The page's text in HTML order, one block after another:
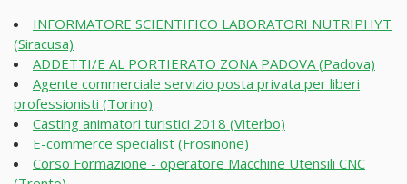
INFORMATORE SCIENTIFICO LABORATORI NUTRIPHYT
(Siracusa)
ADDETTI/E AL PORTIERATO ZONA PADOVA (Padova)
Agente commerciale servizio posta privata per liberi
professionisti (Torino)
Casting animatori turistici 2018 (Viterbo)
E-commerce specialist (Frosinone)
Corso Formazione - operatore Macchine Utensili CNC